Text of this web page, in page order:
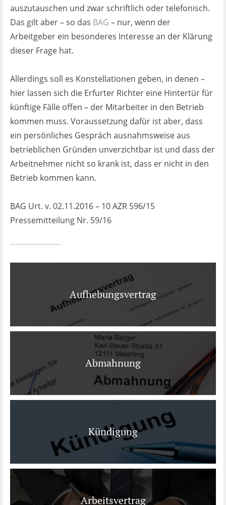
auszutauschen und zwar schriftlich oder telefonisch.
Das gilt aber – so das BAG – nur, wenn der
Arbeitgeber ein besonderes Interesse an der Klärung
dieser Frage hat.
Allerdings soll es Konstellationen geben, in denen –
hier lassen sich die Erfurter Richter eine Hintertür für
künftige Fälle offen – der Mitarbeiter in den Betrieb
kommen muss. Voraussetzung dafür ist aber, dass
ein persönliches Gespräch ausnahmsweise aus
betrieblichen Gründen unverzichtbar ist und dass der
Arbeitnehmer nicht so krank ist, dass er nicht in den
Betrieb kommen kann.
BAG Urt. v. 02.11.2016 – 10 AZR 596/15
Pressemitteilung Nr. 59/16
Aufhebungsvertrag
Abmahnung
Kündigung
Arbeitsvertrag